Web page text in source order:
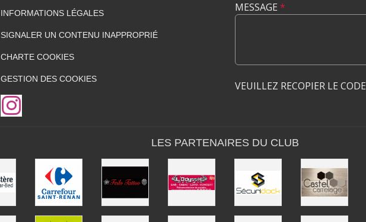
INFORMATIONS LÉGALES
SIGNALER UN CONTENU INAPPROPRIÉ
CHARTE COOKIES
GESTION DES COOKIES
MESSAGE *
VEUILLEZ RECOPIER LE CODE
LES PARTENAIRES DU CLUB